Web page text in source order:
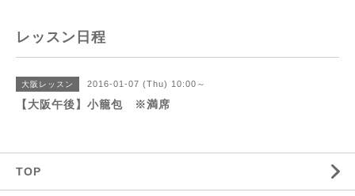
レッスン日程
大阪レッスン 2016-01-07 (Thu) 10:00～
【大阪午後】小籠包 ※満席
TOP